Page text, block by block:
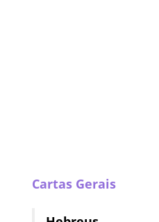
Cartas Gerais